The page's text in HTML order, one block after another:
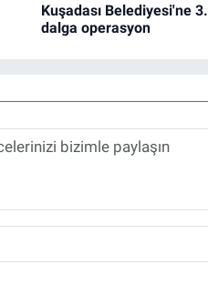
Kuşadası Belediyesi'ne 3.
dalga operasyon